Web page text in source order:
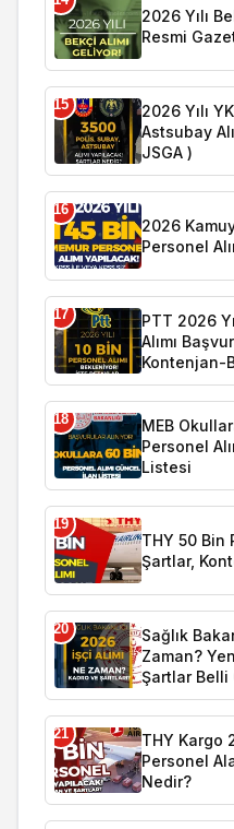
2026 Yılı
Resmi
15
2026 Yılı
Astsubay
JSGA )
16
2026
Personel
17
PTT 2026
Alımı
Kontenjan-
18
MEB
Personel
Listesi
19
THY 50 Bin
Şartlar,
20
Sağlık
Zaman?
Şartlar Belli
21
THY Kargo
Personel
Nedir?